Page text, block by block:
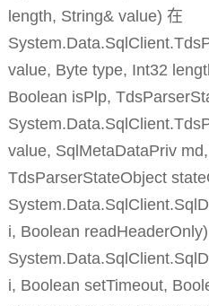
length, String& value) 在
value, Byte type, Int32
Boolean isPlp,
value, SqlMetaDataPriv
TdsParserStateObject
i, Boolean
i, Boolean setTimeout,